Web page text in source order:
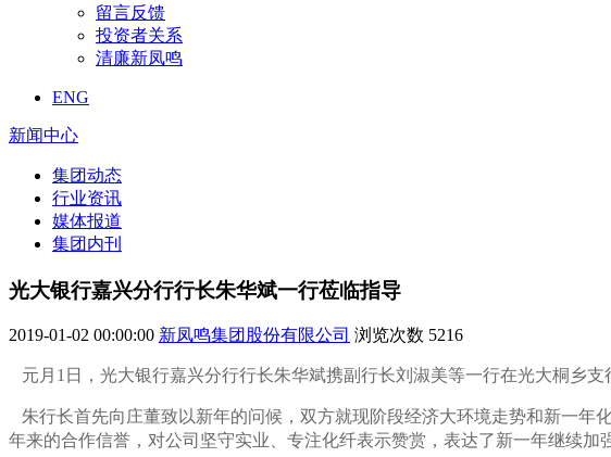
留言反馈
投资者关系
清廉新凤鸣
ENG
新闻中心
集团动态
行业资讯
媒体报道
集团内刊
光大银行嘉兴分行行长朱华斌一行莅临指导
2019-01-02 00:00:00 新凤鸣集团股份有限公司 浏览次数 5216
元月1日，光大银行嘉兴分行行长朱华斌携副行长刘淑美等一行在光大桐乡
朱行长首先向庄董致以新年的问候， 双方就现阶段经济大环境走势和新一年
年来的合作信誉，对公司坚守实业、专注化纤表示赞赏， 表达了新一年继续加